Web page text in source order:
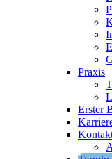
Praxis
Erster